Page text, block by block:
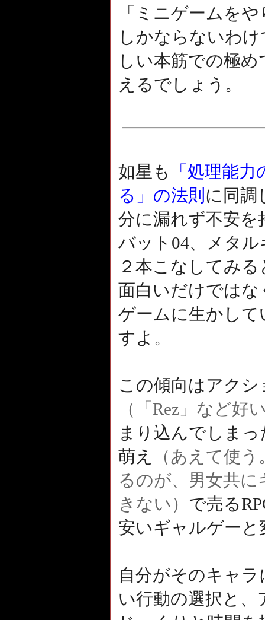
「ミニゲームを
しかならないわ
しい本筋での極
えるでしょう。
如星も
「処理能
る」の法則 に同調
分に漏れず不安
バット04、メタ
２本こなしてみる
面白いだけでは
ゲームに生かし
すよ。
この傾向はアク
（「Rez」など好
まり込んでしま
萌え
（あえて使
るのが、男女共
きない） で売る
安いギャルゲー
自分がそのキャ
い行動の選択と